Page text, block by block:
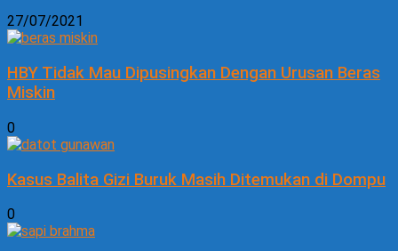
27/07/2021
HBY Tidak Mau Dipusingkan Dengan Urusan Beras
Miskin
0
Kasus Balita Gizi Buruk Masih Ditemukan di Dompu
0